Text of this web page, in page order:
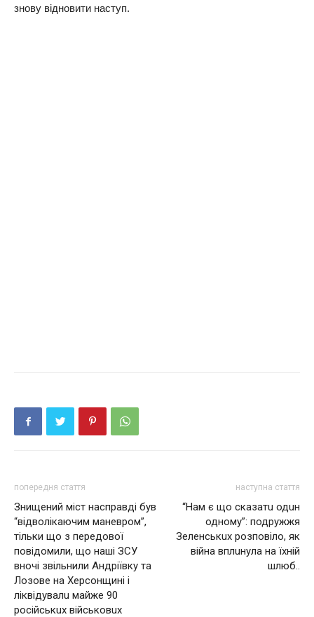
знову відновити наступ.
попередня стаття
Знищений міст насправді був
“відволікаючим маневром”,
тільки що з передової
повідомили, що наші ЗСУ
вночі звільнили Андріївку та
Лозове на Херсонщині і
ліквідувaлu мaйже 90
російськuх військовuх
наступна стаття
“Нaм є що скaзaтu одuн
одному”: подружжя
Зeлeнськuх розповіло, як
війнa вплuнулa нa їхній
шлюб..